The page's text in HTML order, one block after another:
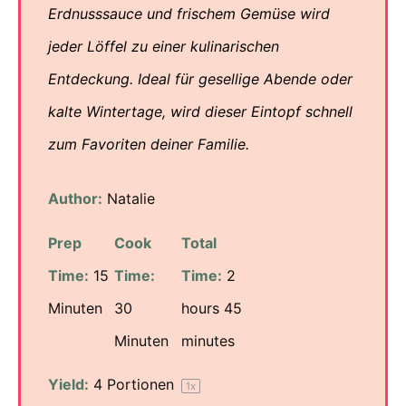
Erdnusssauce und frischem Gemüse wird
jeder Löffel zu einer kulinarischen
Entdeckung. Ideal für gesellige Abende oder
kalte Wintertage, wird dieser Eintopf schnell
zum Favoriten deiner Familie.
Author: Natalie
Prep
Time: 15
Minuten
Cook
Time:
30
Minuten
Total
Time: 2
hours 45
minutes
Yield: 4 Portionen 1x